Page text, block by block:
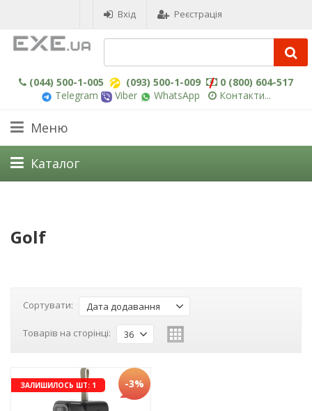
Вхід Реєстрація
(044) 500-1-005 (093) 500-1-009
0 (800) 604-517
Telegram
Viber WhatsApp Контакти...
Меню
Каталог
Golf
Сортувати: Дата додавання
Товарів на сторінці: 36
ЗАЛИШИЛОСЬ ШТ: 1 -3%